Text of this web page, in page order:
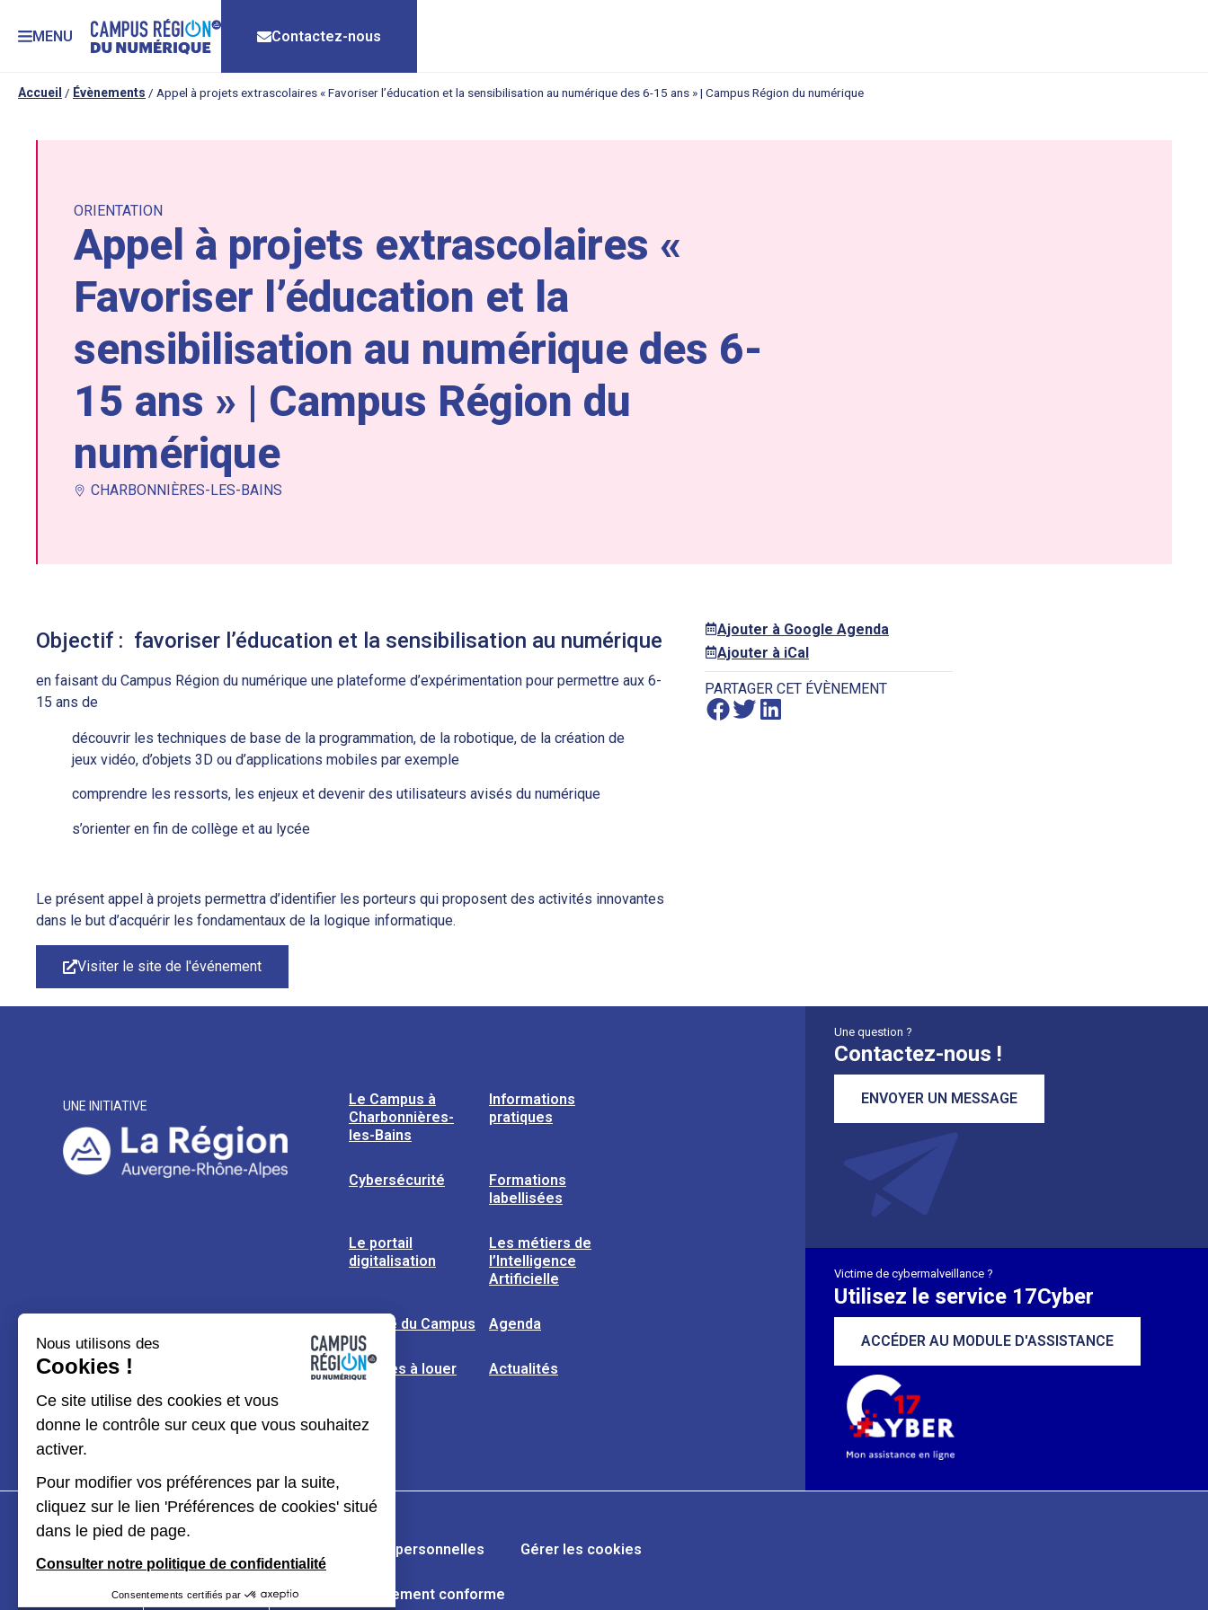
MENU Contactez-nous
Accueil / Évènements / Appel à projets extrascolaires « Favoriser l’éducation et la sensibilisation au numérique des 6-15 ans » | Campus Région du numérique
ORIENTATION
Appel à projets extrascolaires «
Favoriser l’éducation et la
sensibilisation au numérique des 6-
15 ans » | Campus Région du
numérique
CHARBONNIÈRES-LES-BAINS
Objectif : favoriser l’éducation et la sensibilisation au numérique
en faisant du Campus Région du numérique une plateforme d’expérimentation pour permettre aux 6-
15 ans de
découvrir les techniques de base de la programmation, de la robotique, de la création de
jeux vidéo, d’objets 3D ou d’applications mobiles par exemple
comprendre les ressorts, les enjeux et devenir des utilisateurs avisés du numérique
s’orienter en fin de collège et au lycée
Le présent appel à projets permettra d’identifier les porteurs qui proposent des activités innovantes
dans le but d’acquérir les fondamentaux de la logique informatique.
Visiter le site de l'événement
Ajouter à Google Agenda
Ajouter à iCal
PARTAGER CET ÉVÈNEMENT
UNE INITIATIVE
Le Campus à
Charbonnières-
les-Bains
Informations
pratiques
Cybersécurité
Formations
labellisées
Le portail
digitalisation
Les métiers de
l’Intelligence
Artificielle
L’usine du Campus Agenda
Espaces à louer Actualités
Une question ?
Contactez-nous !
ENVOYER UN MESSAGE
Victime de cybermalveillance ?
Utilisez le service 17Cyber
ACCÉDER AU MODULE D'ASSISTANCE
Données personnelles Gérer les cookies
Kit de communication Accessibilité : partiellement conforme
Nous utilisons des
Cookies !
Ce site utilise des cookies et vous
donne le contrôle sur ceux que vous souhaitez
activer.
Pour modifier vos préférences par la suite,
cliquez sur le lien 'Préférences de cookies' situé
dans le pied de page.
Consulter notre politique de confidentialité
Consentements certifiés par